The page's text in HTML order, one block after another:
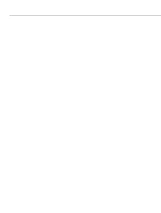
встигають оформити спадщину в...